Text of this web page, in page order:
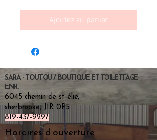
Ajoutez au panier
SARA - TOUTOU / BOUTIQUE ET TOILETTAGE
ENR.
6045 chemin de st-élie,
sherbrooke, J1R 0P5
819-437-9297
Horaires d'ouverture